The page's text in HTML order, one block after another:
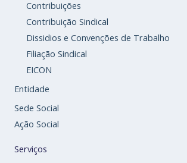
Contribuições
Contribuição Sindical
Dissidios e Convenções de Trabalho
Filiação Sindical
EICON
Entidade
Sede Social
Ação Social
Serviços